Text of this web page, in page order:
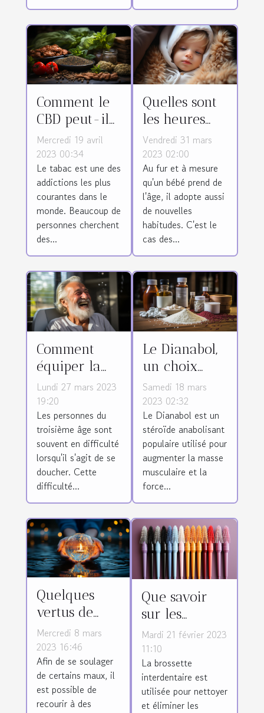
Comment le
CBD peut-il
être utilisé
comme une
alternative au
tabac ?
Mercredi 19 avril
2023 00:34
Le tabac est une des
addictions les plus
courantes dans le
monde. Beaucoup de
personnes cherchent
des...
Quelles sont
les heures
d'éveil d'un
nourrisson de
4 mois ?
Vendredi 31 mars
2023 02:00
Au fur et à mesure
qu'un bébé prend de
l'âge, il adopte aussi
de nouvelles
habitudes. C'est le
cas des...
Comment
équiper la
douche des
seniors ?
Lundi 27 mars 2023
19:20
Les personnes du
troisième âge sont
souvent en difficulté
lorsqu'il s'agit de se
doucher. Cette
difficulté...
Le Dianabol,
un choix
judicieux
pour une
croissance
musculaire
rapide ?
Samedi 18 mars
2023 02:32
Le Dianabol est un
stéroïde anabolisant
populaire utilisé pour
augmenter la masse
musculaire et la
force...
Quelques
vertus de
l'eau de lune
Mercredi 8 mars
2023 16:46
Afin de se soulager
de certains maux, il
est possible de
recourir à des
Que savoir
sur les
brossettes
interdentaires
?
Mardi 21 février 2023
11:10
La brossette
interdentaire est
utilisée pour nettoyer
et éliminer les